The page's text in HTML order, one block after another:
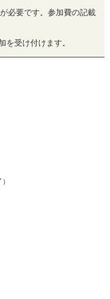
が必要です。参加費の記載
を受け付けます。